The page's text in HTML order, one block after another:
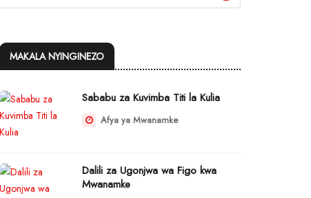
MAKALA NYINGINEZO
Sababu za Kuvimba Titi la Kulia
Afya ya Mwanamke
Dalili za Ugonjwa wa Figo kwa
Mwanamke